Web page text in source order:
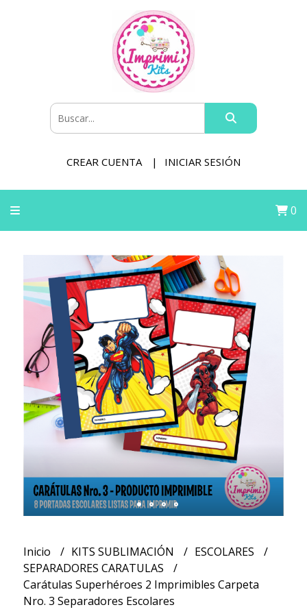
CREAR CUENTA INICIAR SESIÓN
0
Inicio KITS SUBLIMACIÓN
ESCOLARES
SEPARADORES CARATULAS
Carátulas Superhéroes 2 Imprimibles Carpeta
Nro. 3 Separadores Escolares